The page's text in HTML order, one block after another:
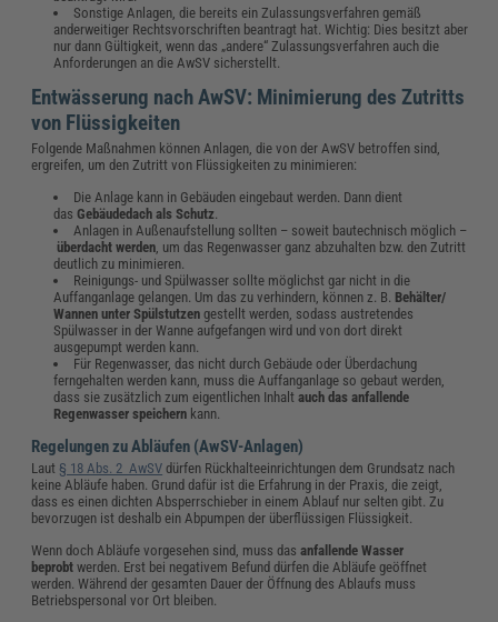
Sonstige Anlagen, die bereits ein Zulassungsverfahren gemäß
anderweitiger Rechtsvorschriften beantragt hat. Wichtig: Dies besitzt aber
nur dann Gültigkeit, wenn das „andere“ Zulassungsverfahren auch die
Anforderungen an die AwSV sicherstellt.
Entwässerung nach AwSV: Minimierung des Zutritts
von Flüssigkeiten
Folgende Maßnahmen können Anlagen, die von der AwSV betroffen sind,
ergreifen, um den Zutritt von Flüssigkeiten zu minimieren:
Die Anlage kann in Gebäuden eingebaut werden. Dann dient
dasGebäudedach als Schutz.
Anlagen in Außenaufstellung sollten – soweit bautechnisch möglich –
überdacht werden, um das Regenwasser ganz abzuhalten bzw. den Zutritt
deutlich zu minimieren.
Reinigungs- und Spülwasser sollte möglichst gar nicht in die
Auffanganlage gelangen. Um das zu verhindern, können z. B. Behälter/
Wannen unter Spülstutzen gestellt werden, sodass austretendes
Spülwasser in der Wanne aufgefangen wird und von dort direkt
ausgepumpt werden kann.
Für Regenwasser, das nicht durch Gebäude oder Überdachung
ferngehalten werden kann, muss die Auffanganlage so gebaut werden,
dass sie zusätzlich zum eigentlichen Inhaltauch das anfallende
Regenwasser speichern kann.
Regelungen zu Abläufen (AwSV-Anlagen)
Laut § 18 Abs. 2 AwSV dürfen Rückhalteeinrichtungen dem Grundsatz nach
keine Abläufe haben. Grund dafür ist die Erfahrung in der Praxis, die zeigt,
dass es einen dichten Absperrschieber in einem Ablauf nur selten gibt. Zu
bevorzugen ist deshalb ein Abpumpen der überflüssigen Flüssigkeit.
Wenn doch Abläufe vorgesehen sind, muss dasanfallende Wasser
beprobt werden. Erst bei negativem Befund dürfen die Abläufe geöffnet
werden. Während der gesamten Dauer der Öffnung des Ablaufs muss
Betriebspersonal vor Ort bleiben.